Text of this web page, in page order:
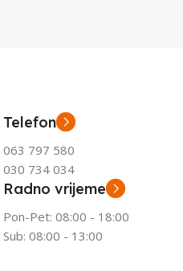
Telefon
063 797 580
030 734 034
Radno vrijeme
Pon-Pet: 08:00 - 18:00
Sub: 08:00 - 13:00